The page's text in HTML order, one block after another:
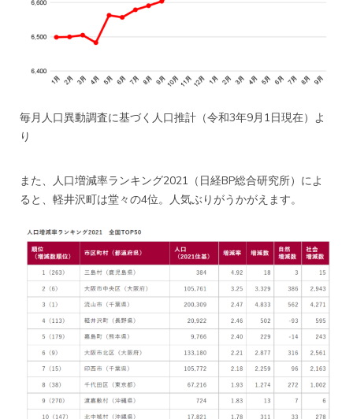
毎月人口異動調査に基づく人口推計 （令和3年9月1日現在） よ
り
また、人口増減率ランキング2021 （日経BP総合研究所） によ
ると、軽井沢町は堂々の4位。人気ぶりがうかがえます。